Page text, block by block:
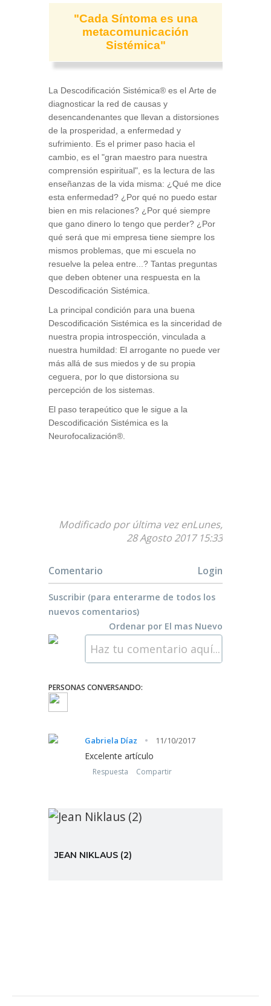
"Cada Síntoma es una
metacomunicación
Sistémica"
La Descodificación Sistémica® es el Arte de
diagnosticar la red de causas y
desencandenantes que llevan a distorsiones
de la prosperidad, a enfermedad y
sufrimiento. Es el primer paso hacia el
cambio, es el "gran maestro para nuestra
comprensión espiritual", es la lectura de las
enseñanzas de la vida misma: ¿Qué me dice
esta enfermedad? ¿Por qué no puedo estar
bien en mis relaciones? ¿Por qué siempre
que gano dinero lo tengo que perder? ¿Por
qué será que mi empresa tiene siempre los
mismos problemas, que mi escuela no
resuelve la pelea entre...? Tantas preguntas
que deben obtener una respuesta en la
Descodificación Sistémica.
La principal condición para una buena
Descodificación Sistémica es la sinceridad de
nuestra propia introspección, vinculada a
nuestra humildad: El arrogante no puede ver
más allá de sus miedos y de su propia
ceguera, por lo que distorsiona su
percepción de los sistemas.
El paso terapeútico que le sigue a la
Descodificación Sistémica es la
Neurofocalización®.
Modificado por última vez enLunes,
28 Agosto 2017 15:33
Comentario Login
Suscribir (para enterarme de todos los
nuevos comentarios)
Ordenar por El mas Nuevo
Haz tu comentario aquí...
PERSONAS CONVERSANDO:
Gabriela Díaz · 11/10/2017
Excelente artículo
Respuesta Compartir
JEAN NIKLAUS (2)